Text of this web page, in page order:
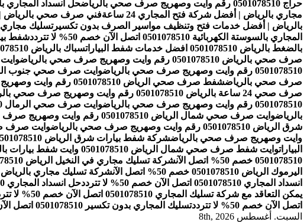
حراج 0501078510 رقم وايت وصهريج صرف صحي بالرياض
حل انسداد
مجاري بالرياض | أفضل شركة فتح المجاري 24 ساعة
فني صرف صحي بالرياض |
بالرياض | أفضل خدمات فتح وتنظيف مواسير الصرف بدون تكسيرتسليك مجاري
المجاري بالسوستة الكهربائية 0501078510 اتصل الآن خصم 50% لا تتردد
شفط بيارات بالرياض
بالضغط بالرياض 0501078510 افضل خدمات شفط البيارات
سباك بالرياض 0501078510 افضل شركة سباكة في الرياض
صرف صحي بالرياض 0501078510 رقم وايت وصهريج صرف صحي بالرياض
وايت شفط
0501078510 رقم وايت وصهريج صرف صحي بالرياض
وايت صرف صحي جنوب الرياض 0501078510 رقم وايت وصهريج
صرف صحي بالرياضشفط صرف صحي الرياض 0501078510 رقم وايت وصهريج صرف صحي بالرياض
صرف صحي 24 ساعة بالرياض 0501078510 رقم وايت وصهريج صرف صحي بالرياض
0501078510 رقم وايت وصهريج صرف صحي بالرياض
وايت صرف صحي الرمال 0501078510 رقم وايت وصهريج صرف صحي بالرياض
بالرياضوايت صرف صحي شمال الرياض 0501078510 رقم وايت وصهريج صرف صحي بالرياض
شرق الرياض 0501078510 رقم وايت وصهريج صرف صحي بالرياض
وايت صرف صحي جنوب الرياض
وايت وصهريج صرف صحي بالرياضشركة شفط بيارات شرق الرياض 0501078510 افضل خدمات شفط البيارات
البياراتوايت شفط صرف صحي شمال الرياض 0501078510 وايت شفط بيارات بالرياض
0501078510 خصم 50% اتصل الآن
شركة تسليك مجاري في النخيل الرياض 0501078510 خصم 50% اتصل الآن
اليرموك الرياض 0501078510 خصم 50% اتصل الآن
شركة تسليك مجاري بالرياض 0501078510 اتصل الآن خصم 50% لا تتردد
انسداد المجاري 0501078510 اتصل الآن خصم 50% لا تتردد
حل انسداد المجاري 0501078510 اتصل الآن خصم 50% لا تتردد
يمكن التعاقد مع شركة تسليك المجاري 0501078510 اتصل الآن خصم 50% لا تتردد
اتصل الآن خصم 50% لا تتردد
تسليك المجاري بدون تكسير 0501078510 اتصل الآن خصم 50% لا تتردد
السبت. أغسطس 8th, 2026